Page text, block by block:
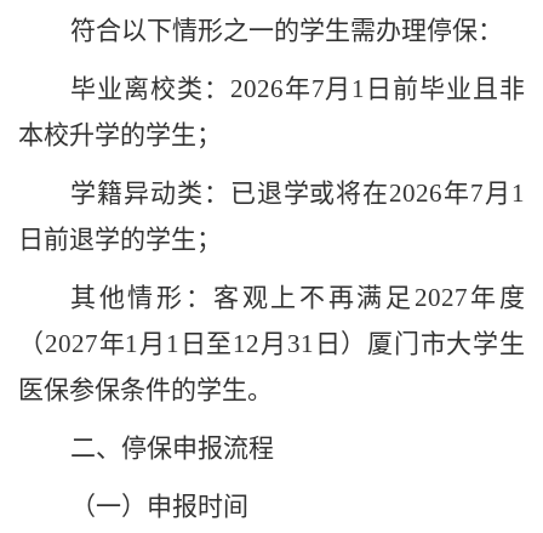
符合以下情形之一的学生需办理停保：
毕业离校类： 2026年7月 1 日前毕业且非
本校升学的学生；
学籍异动类：已退学或将在2026年7月 1
日前退学的学生；
其他情形：客观上不再满足 2027年度
（2027年1月 1 日至12月 31 日）厦门市大学生
医保参保条件的学生。
二、停保申报流程
（一）申报时间